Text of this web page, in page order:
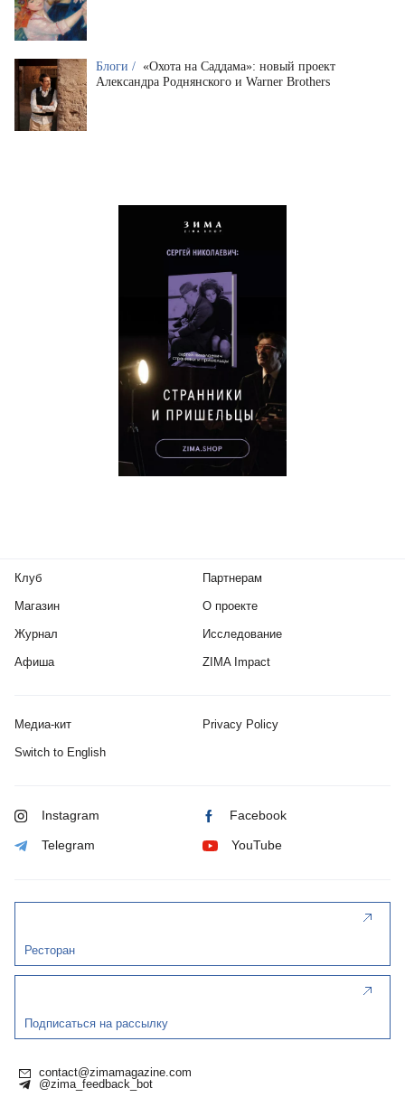
Блоги / «Охота на Саддама»: новый проект
Александра Роднянского и Warner Brothers
Клуб
Магазин
Журнал
Афиша
Партнерам
О проекте
Исследование
ZIMA Impact
Медиа-кит Privacy Policy
Switch to English
Instagram Facebook
Telegram YouTube
Ресторан
Подписаться на рассылку
contact@zimamagazine.com
@zima_feedback_bot